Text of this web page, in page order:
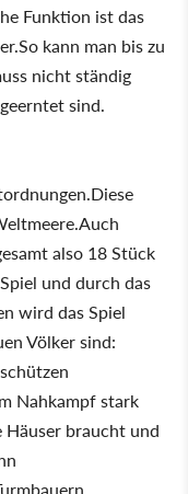
Funktion ist das
kann man bis zu
nicht ständig
sind.
also 18 Stück
und durch das
wird das Spiel
Völker sind:
Nahkampf stark
Häuser braucht und